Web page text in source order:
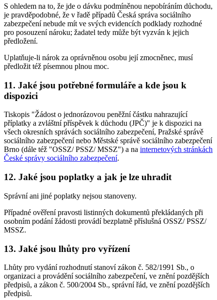
S ohledem na to, že jde o dávku podmíněnou nepobíráním důchodu,
je pravděpodobné, že v řadě případů Česká správa sociálního
zabezpečení nebude mít ve svých evidencích podklady rozhodné
pro posouzení nároku; žadatel tedy může být vyzván k jejich
předložení.
Uplatňuje-li nárok za oprávněnou osobu její zmocněnec, musí
předložit též písemnou plnou moc.
11. Jaké jsou potřebné formuláře a kde jsou k
dispozici
Tiskopis "Žádost o jednorázovou peněžní částku nahrazující
příplatky a zvláštní příspěvek k důchodu (JPČ)" je k dispozici na
všech okresních správách sociálního zabezpečení, Pražské správě
sociálního zabezpečení nebo Městské správě sociálního zabezpečení
Brno (dále též "OSSZ/ PSSZ/ MSSZ") a na internetových stránkách
České správy sociálního zabezpečení.
12. Jaké jsou poplatky a jak je lze uhradit
Správní ani jiné poplatky nejsou stanoveny.
Případné ověření pravosti listinných dokumentů překládaných při
osobním podání žádosti provádí bezplatně příslušná OSSZ/ PSSZ/
MSSZ.
13. Jaké jsou lhůty pro vyřízení
Lhůty pro vydání rozhodnutí stanoví zákon č. 582/1991 Sb., o
organizaci a provádění sociálního zabezpečení, ve znění pozdějších
předpisů, a zákon č. 500/2004 Sb., správní řád, ve znění pozdějších
předpisů.